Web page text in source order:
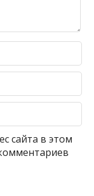
сайта в этом